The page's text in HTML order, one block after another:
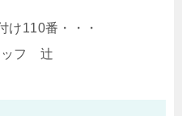
け110番・・・
ッフ 辻